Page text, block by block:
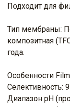
Подходит для
Тип мембраны:
композитная
года.
Особенности
Селективность:
Диапазон рН